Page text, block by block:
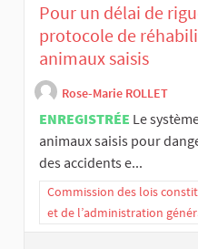
Pour un délai de
protocole de
animaux saisis
Rose-Marie ROLLET
ENREGISTRÉE Le
animaux saisis pour
des accidents e...
Commission des lois
et de l’administration